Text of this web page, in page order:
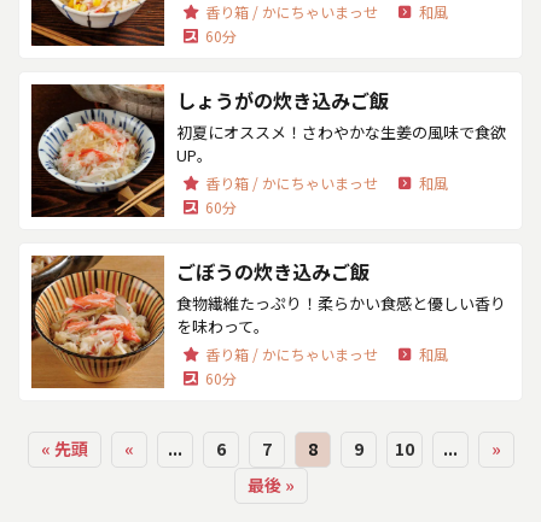
香り箱 / かにちゃいまっせ
和風
60分
しょうがの炊き込みご飯
初夏にオススメ！さわやかな生姜の風味で食欲
UP。
香り箱 / かにちゃいまっせ
和風
60分
ごぼうの炊き込みご飯
食物繊維たっぷり！柔らかい食感と優しい香り
を味わって。
香り箱 / かにちゃいまっせ
和風
60分
« 先頭 « ... 6 7 8 9 10 ...
»
最後 »